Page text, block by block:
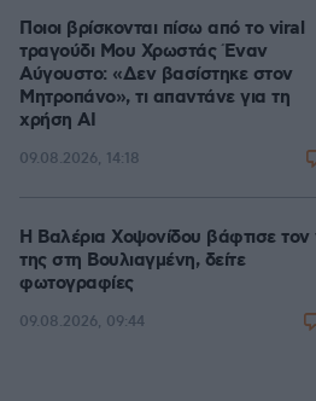
Ποιοι βρίσκονται πίσω από το viral
τραγούδι Μου Χρωστάς Έναν
Αύγουστο: «Δεν βασίστηκε στον
Μητροπάνο», τι απαντάνε για τη
χρήση AI
09.08.2026, 14:18
Η Βαλέρια Χοψονίδου βάφτισε τον
της στη Βουλιαγμένη, δείτε
φωτογραφίες
09.08.2026, 09:44